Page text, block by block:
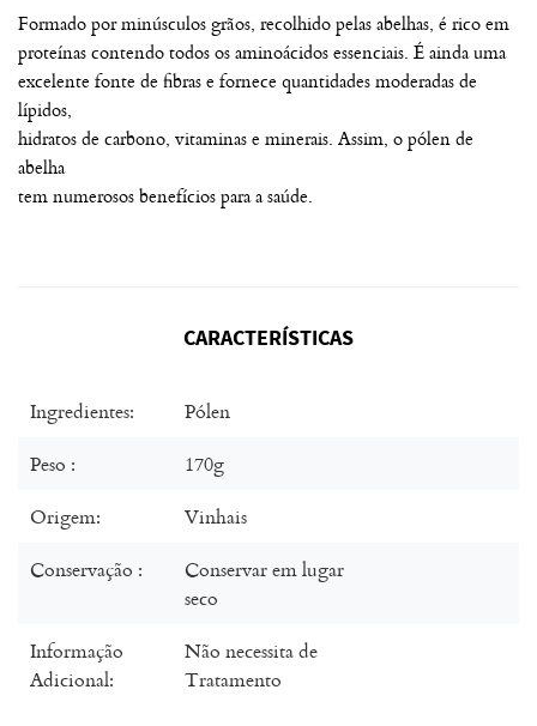
Formado por minúsculos grãos, recolhido pelas abelhas, é rico em
proteínas contendo todos os aminoácidos essenciais. É ainda uma
excelente fonte de fibras e fornece quantidades moderadas de
lípidos,
hidratos de carbono, vitaminas e minerais. Assim, o pólen de
abelha
tem numerosos benefícios para a saúde.
CARACTERÍSTICAS
Ingredientes:
Pólen
Peso :
170g
Origem:
Vinhais
Conservação :
Conservar em lugar
seco
Informação
Adicional:
Não necessita de
Tratamento